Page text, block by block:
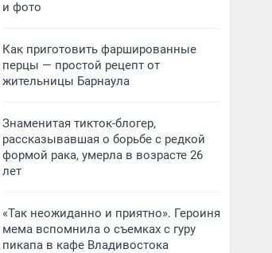
и фото
Как приготовить фаршированные
перцы — простой рецепт от
жительницы Барнаула
Знаменитая тикток-блогер,
рассказывавшая о борьбе с редкой
формой рака, умерла в возрасте 26
лет
«Так неожиданно и приятно». Героиня
мема вспомнила о съемках с гуру
пикапа в кафе Владивостока